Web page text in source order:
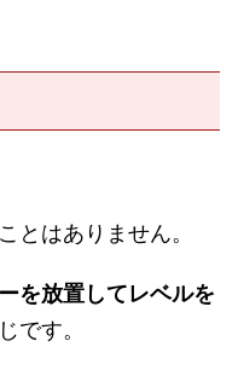
とはありません。
を放置してレベルを
です。